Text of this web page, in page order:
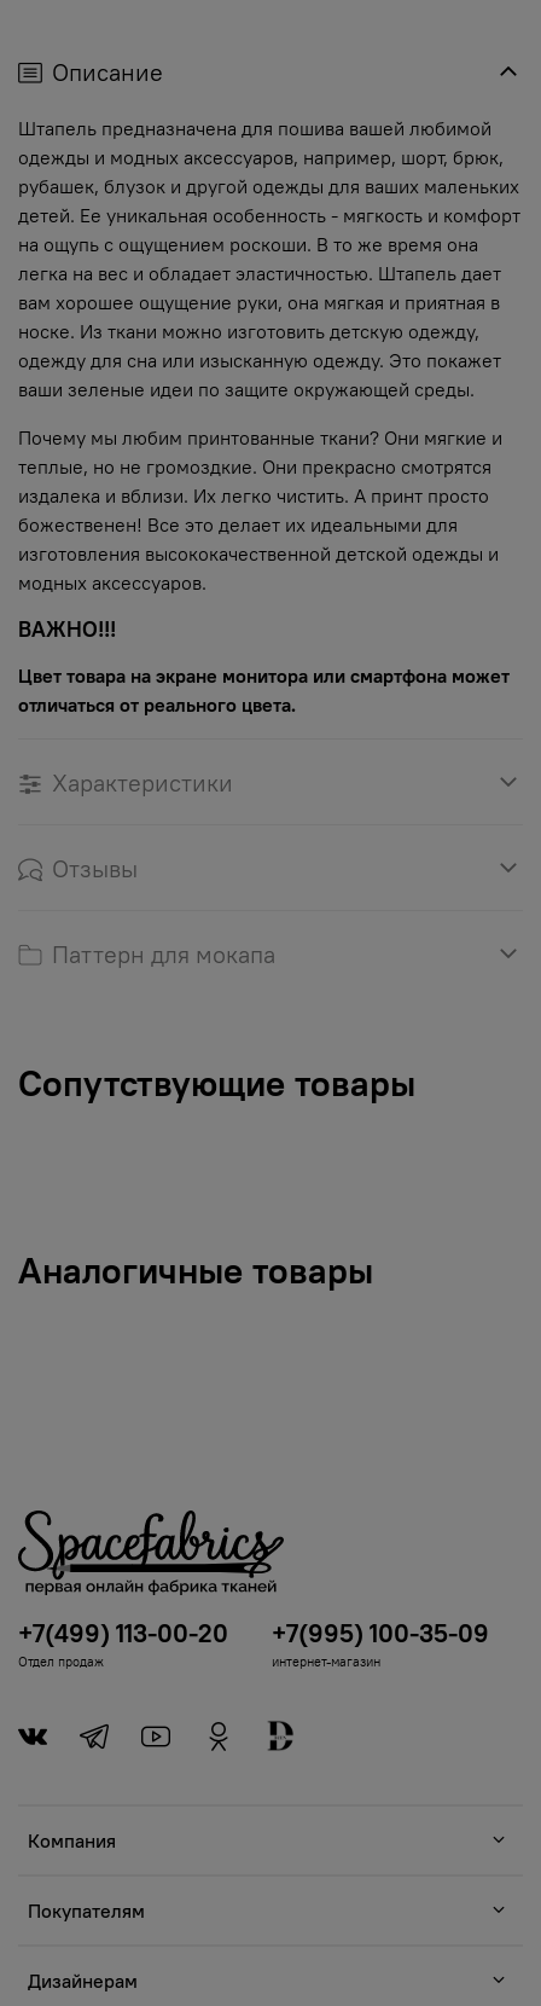
Описание
Штапель предназначена для пошива вашей любимой
одежды и модных аксессуаров, например, шорт, брюк,
рубашек, блузок и другой одежды для ваших маленьких
детей. Ее уникальная особенность - мягкость и комфорт
на ощупь с ощущением роскоши. В то же время она
легка на вес и обладает эластичностью. Штапель дает
вам хорошее ощущение руки, она мягкая и приятная в
носке. Из ткани можно изготовить детскую одежду,
одежду для сна или изысканную одежду. Это покажет
ваши зеленые идеи по защите окружающей среды.
Почему мы любим принтованные ткани? Они мягкие и
теплые, но не громоздкие. Они прекрасно смотрятся
издалека и вблизи. Их легко чистить. А принт просто
божественен! Все это делает их идеальными для
изготовления высококачественной детской одежды и
модных аксессуаров.
ВАЖНО!!!
Цвет товара на экране монитора или смартфона может
отличаться от реального цвета.
Характеристики
Отзывы
Паттерн для мокапа
Сопутствующие товары
Аналогичные товары
Компания
Покупателям
Дизайнерам
+7(499) 113-00-20
Отдел продаж
+7(995) 100-35-09
интернет-магазин